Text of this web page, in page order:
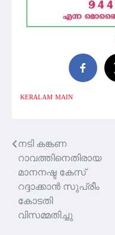
KERALAM MAIN
Post
navigation
നടി കങ്കണ
റാവത്തിനെതിരായ
മാനനഷ്ട കേസ്
റദ്ദാക്കാന്‍ സുപ്രീം
കോടതി
വിസമ്മതിച്ചു